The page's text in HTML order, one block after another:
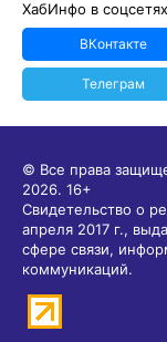
ХабИнфо в
ВКонтакте
Телеграм
© Все права
2026. 16+
Свидетельство о
апреля 2017 г.,
сфере связи,
коммуникаций.